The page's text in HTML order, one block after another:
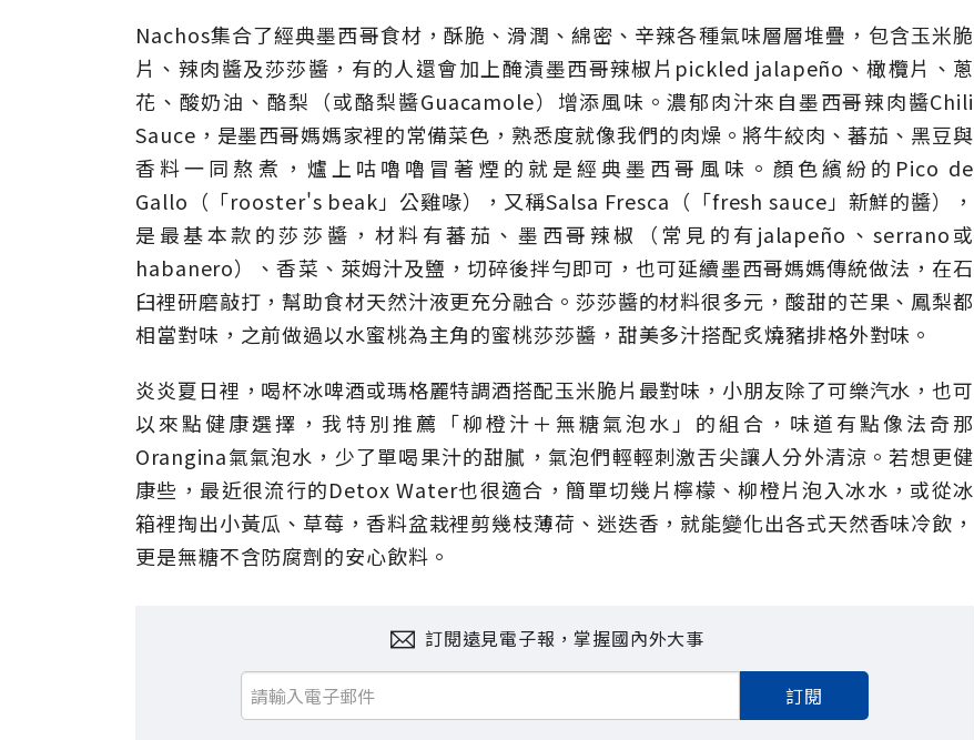
Nachos集合了經典墨西哥食材，酥脆、滑潤、綿密、辛辣各種氣味層層堆疊，包含玉米脆
片、辣肉醬及莎莎醬，有的人還會加上醃漬墨西哥辣椒片pickled jalapeño、橄欖片、蔥
花、酸奶油、酪梨（或酪梨醬Guacamole）增添風味。濃郁肉汁來自墨西哥辣肉醬Chili
Sauce，是墨西哥媽媽家裡的常備菜色，熟悉度就像我們的肉燥。將牛絞肉、蕃茄、黑豆與
香料一同熬煮，爐上咕嚕嚕冒著煙的就是經典墨西哥風味。顏色繽紛的Pico de
Gallo（「rooster's beak」公雞喙），又稱Salsa Fresca（「fresh sauce」新鮮的醬），
是最基本款的莎莎醬，材料有蕃茄、墨西哥辣椒（常見的有jalapeño、serrano或
habanero）、香菜、萊姆汁及鹽，切碎後拌勻即可，也可延續墨西哥媽媽傳統做法，在石
臼裡研磨敲打，幫助食材天然汁液更充分融合。莎莎醬的材料很多元，酸甜的芒果、鳳梨都
相當對味，之前做過以水蜜桃為主角的蜜桃莎莎醬，甜美多汁搭配炙燒豬排格外對味。
炎炎夏日裡，喝杯冰啤酒或瑪格麗特調酒搭配玉米脆片最對味，小朋友除了可樂汽水，也可
以來點健康選擇，我特別推薦「柳橙汁＋無糖氣泡水」的組合，味道有點像法奇那
Orangina氣氣泡水，少了單喝果汁的甜膩，氣泡們輕輕刺激舌尖讓人分外清涼。若想更健
康些，最近很流行的Detox Water也很適合，簡單切幾片檸檬、柳橙片泡入冰水，或從冰
箱裡掏出小黃瓜、草莓，香料盆栽裡剪幾枝薄荷、迷迭香，就能變化出各式天然香味冷飲，
更是無糖不含防腐劑的安心飲料。
訂閱遠見電子報，掌握國內外大事
訂閱